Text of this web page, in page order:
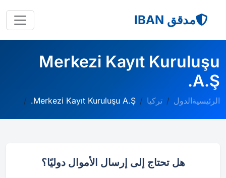
مدقق IBAN
Merkezi Kayıt Kuruluşu
A.Ş.
الرئيسيةالدول تركيا Merkezi Kayıt Kuruluşu A.Ş.
هل تحتاج إلى إرسال الأموال دوليًا؟